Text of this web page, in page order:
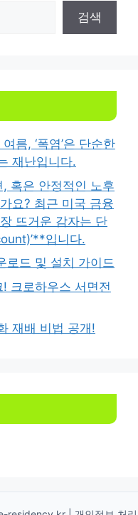
검색
름, ‘폭염’은 단순한
재난입니다.
혹은 안정적인 노후
요? 최근 미국 금융
뜨거운 감자는 단
입니다.
로드 및 설치 가이드
크로하우스 서면전
재배 비법 공개!